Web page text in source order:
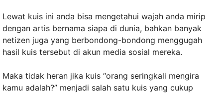
Lewat kuis ini anda bisa mengetahui wajah anda mirip
dengan artis bernama siapa di dunia, bahkan banyak
netizen juga yang berbondong-bondong menggugah
hasil kuis tersebut di akun media sosial mereka.
Maka tidak heran jika kuis “orang seringkali mengira
kamu adalah?” menjadi salah satu kuis yang cukup